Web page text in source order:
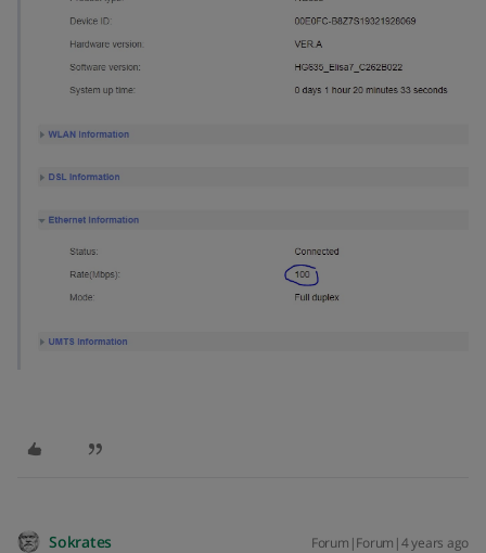
Sokrates Forum|Forum|4 years ago